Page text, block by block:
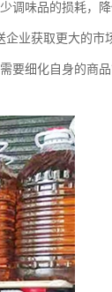
调味品的损耗，降
业获取更大的市
要细化自身的商